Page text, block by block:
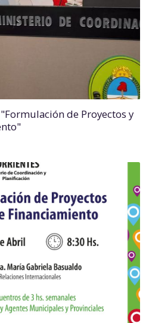
de Proyectos y